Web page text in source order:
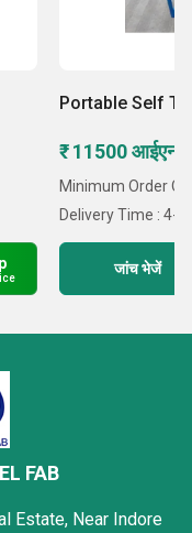
Portable Self
₹ 11500
Minimum Order
Delivery Time : 4-5
जांच भेजें
FAB
Estate, Near Indore